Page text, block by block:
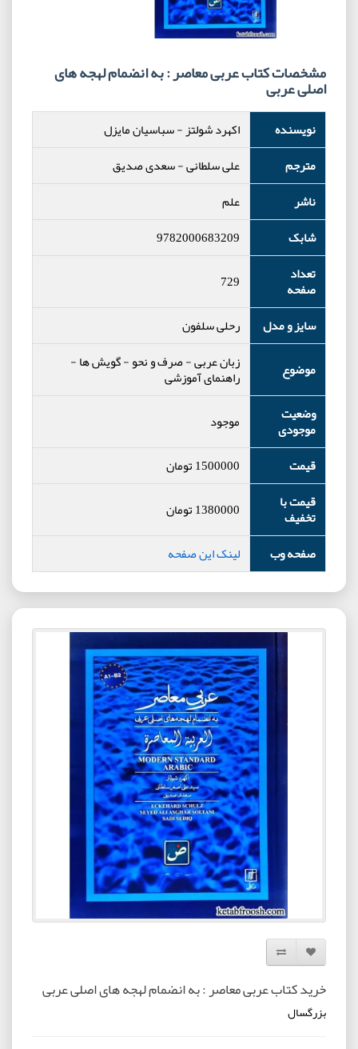
مشخصات کتاب عربی معاصر : به انضمام لهجه های
اصلی عربی
نویسنده اکهرد شولتز-سباسیان مایزل
مترجم
علی سلطانی - سعدی صدیق
ناشر
علم
شابک
9782000683209
تعداد
صفحه
729
سایز و مدل
رحلی سلفون
موضوع
زبان عربی-صرف و نحو-گویش ها-
راهنمای آموزشی
وضعیت
موجودی
موجود
قیمت
1500000تومان
قیمت با
تخفیف 1380000تومان
صفحه وب
لینک این صفحه
افزودن به لیست دلخواه
مقایسه این محصول
خرید کتاب عربی معاصر : به انضمام لهجه های اصلی عربی
بزرگسال